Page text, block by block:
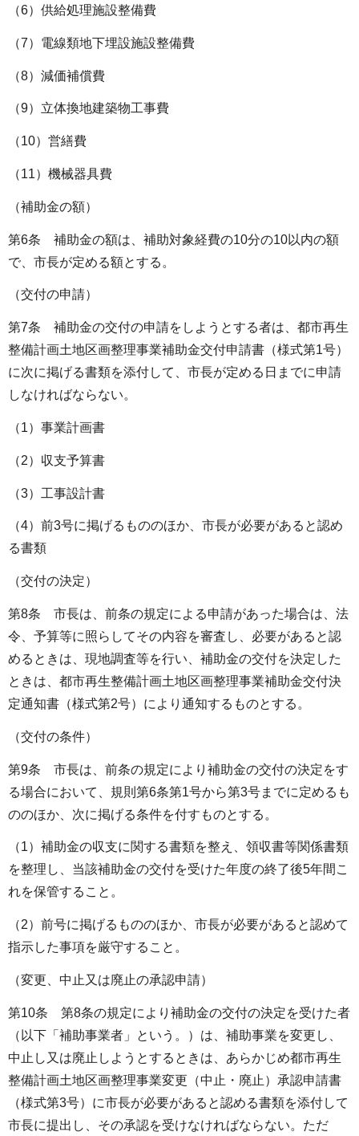
（6）供給処理施設整備費
（7）電線類地下埋設施設整備費
（8）減価補償費
（9）立体換地建築物工事費
（10）営繕費
（11）機械器具費
（補助金の額）
第6条 補助金の額は、補助対象経費の10分の10以内の額
で、市長が定める額とする。
（交付の申請）
第7条 補助金の交付の申請をしようとする者は、都市再生
整備計画土地区画整理事業補助金交付申請書（様式第1号）
に次に掲げる書類を添付して、市長が定める日までに申請
しなければならない。
（1）事業計画書
（2）収支予算書
（3）工事設計書
（4）前3号に掲げるもののほか、市長が必要があると認め
る書類
（交付の決定）
第8条 市長は、前条の規定による申請があった場合は、法
令、予算等に照らしてその内容を審査し、必要があると認
めるときは、現地調査等を行い、補助金の交付を決定した
ときは、都市再生整備計画土地区画整理事業補助金交付決
定通知書（様式第2号）により通知するものとする。
（交付の条件）
第9条 市長は、前条の規定により補助金の交付の決定をす
る場合において、規則第6条第1号から第3号までに定めるも
ののほか、次に掲げる条件を付すものとする。
（1）補助金の収支に関する書類を整え、領収書等関係書類
を整理し、当該補助金の交付を受けた年度の終了後5年間こ
れを保管すること。
（2）前号に掲げるもののほか、市長が必要があると認めて
指示した事項を厳守すること。
（変更、中止又は廃止の承認申請）
第10条 第8条の規定により補助金の交付の決定を受けた者
（以下「補助事業者」という。）は、補助事業を変更し、
中止し又は廃止しようとするときは、あらかじめ都市再生
整備計画土地区画整理事業変更（中止・廃止）承認申請書
（様式第3号）に市長が必要があると認める書類を添付して
市長に提出し、その承認を受けなければならない。ただ